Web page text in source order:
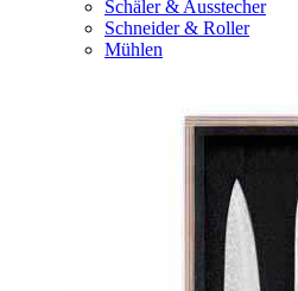
Schäler & Ausstecher
Schneider & Roller
Mühlen